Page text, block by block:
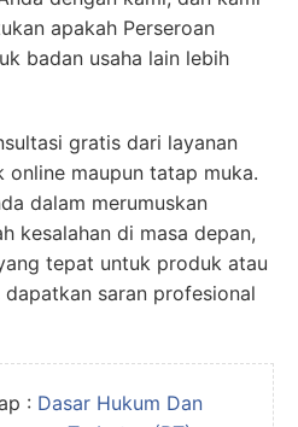
apakah Perseroan
badan usaha lain lebih
gratis dari layanan
online maupun tatap muka.
dalam merumuskan
kesalahan di masa depan,
tepat untuk produk atau
saran profesional
: Dasar Hukum Dan